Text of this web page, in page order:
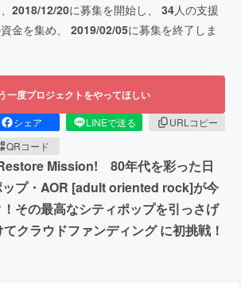
2018/12/20に募集を開始し、 34人の支援
金を集め、 2019/02/05に募集を終了しま
一度プロジェクトをやってほしい
シェア LINEで送る
URLコピー
QRコード
Mission! 80年代を彩った日
ップ・AOR [adult oriented rock]が今
その最高なシティポップを引っさげ
クラウドファンディング に初挑戦！